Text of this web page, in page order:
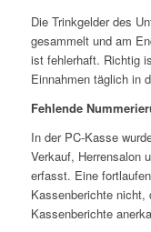
Die Trinkgelder des
gesammelt und am
ist fehlerhaft. Richtig
Einnahmen täglich in
Fehlende
In der PC-Kasse
Verkauf, Herrensalon
erfasst. Eine
Kassenberichte
Kassenberichte